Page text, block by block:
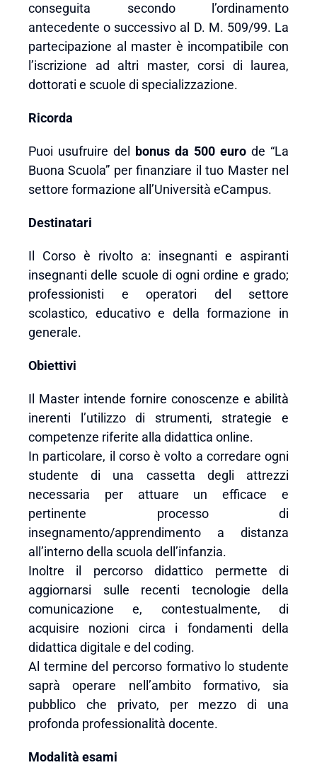
conseguita secondo l’ordinamento
antecedente o successivo al D. M. 509/99. La
partecipazione al master è incompatibile con
l’iscrizione ad altri master, corsi di laurea,
dottorati e scuole di specializzazione.
Ricorda
Puoi usufruire del bonus da 500 euro de “La
Buona Scuola” per finanziare il tuo Master nel
settore formazione all’Università eCampus.
Destinatari
Il Corso è rivolto a: insegnanti e aspiranti
insegnanti delle scuole di ogni ordine e grado;
professionisti e operatori del settore
scolastico, educativo e della formazione in
generale.
Obiettivi
Il Master intende fornire conoscenze e abilità
inerenti l’utilizzo di strumenti, strategie e
competenze riferite alla didattica online.
In particolare, il corso è volto a corredare ogni
studente di una cassetta degli attrezzi
necessaria per attuare un efficace e
pertinente processo di
insegnamento/apprendimento a distanza
all’interno della scuola dell’infanzia.
Inoltre il percorso didattico permette di
aggiornarsi sulle recenti tecnologie della
comunicazione e, contestualmente, di
acquisire nozioni circa i fondamenti della
didattica digitale e del coding.
Al termine del percorso formativo lo studente
saprà operare nell’ambito formativo, sia
pubblico che privato, per mezzo di una
profonda professionalità docente.
Modalità esami